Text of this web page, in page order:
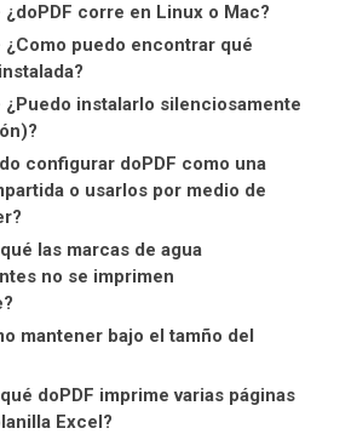
corre en Linux o Mac?
puedo encontrar qué
instalarlo silenciosamente
configurar doPDF como una
o usarlos por medio de
las marcas de agua
no se imprimen
mantener bajo el tamño del
doPDF imprime varias páginas
Excel?